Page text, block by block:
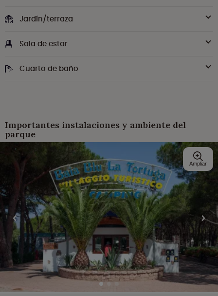
Jardín/terraza
Sala de estar
Cuarto de baño
Importantes instalaciones y ambiente del
parque
Ampliar